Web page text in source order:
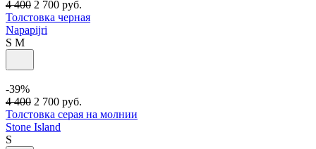
4 400 2 700 руб.
Толстовка черная
Napapijri
S M
-39%
4 400 2 700 руб.
Толстовка серая на молнии
Stone Island
S